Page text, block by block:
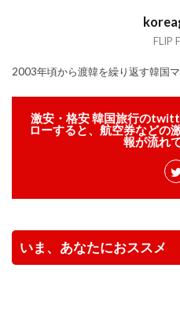
FLIP
2003年頃から渡韓を繰り返す韓国マ
激安・格安 韓国旅行の
ローすると、航空券などの
報が流れ
いま、あなたにおススメ